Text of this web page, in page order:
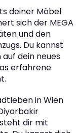
deiner Möbel
sich der MEGA
und den
Du kannst
dein neues
erfahrene
in Wien
dir mit